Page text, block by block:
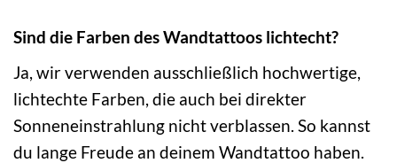
Sind die Farben des Wandtattoos lichtecht?
Ja, wir verwenden ausschließlich hochwertige,
lichtechte Farben, die auch bei direkter
Sonneneinstrahlung nicht verblassen. So kannst
du lange Freude an deinem Wandtattoo haben.